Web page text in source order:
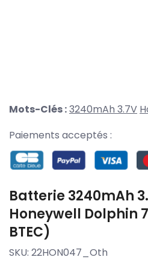
Mots-Clés :3240mAh 3.7V
Paiements acceptés :
Batterie 3240mAh
Honeywell Dolphin
BTEC)
SKU: 22HON047_Oth